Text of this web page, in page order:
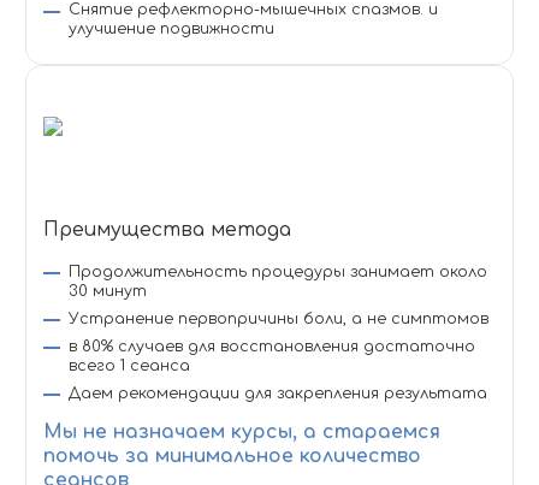
Снятие рефлекторно-мышечных спазмов. и
улучшение подвижности
Преимущества метода
Продолжительность процедуры занимает около
30 минут
Устранение первопричины боли, а не симптомов
в 80% случаев для восстановления достаточно
всего 1 сеанса
Даем рекомендации для закрепления результата
Мы не назначаем курсы, а стараемся
помочь за минимальное количество
сеансов